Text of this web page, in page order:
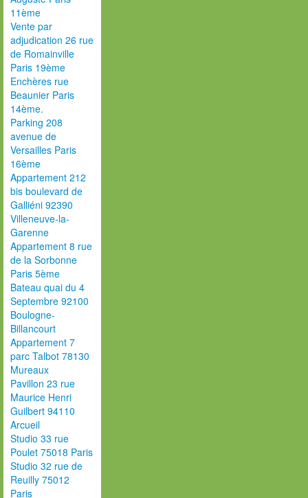
11ème
Vente par
adjudication 26 rue
de Romainville
Paris 19ème
Enchères rue
Beaunier Paris
14ème.
Parking 208
avenue de
Versailles Paris
16ème
Appartement 212
bis boulevard de
Galliéni 92390
Villeneuve-la-
Garenne
Appartement 8 rue
de la Sorbonne
Paris 5ème
Bateau quai du 4
Septembre 92100
Boulogne-
Billancourt
Appartement 7
parc Talbot 78130
Mureaux
Pavillon 23 rue
Maurice Henri
Guilbert 94110
Arcueil
Studio 33 rue
Poulet 75018 Paris
Studio 32 rue de
Reuilly 75012
Paris